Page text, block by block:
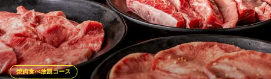
接待にもおすすめ！極上の厚切りタンや上タン、トモサンカクな
ど単品メニューも充実！とろっとたまごのユッケや石焼ビビンバ
など焼肉居酒屋ならではの、こだわり一品も豊富にご用意。お仕
事帰りにフラッとお立ち寄りください！
焼肉食べ放題コース